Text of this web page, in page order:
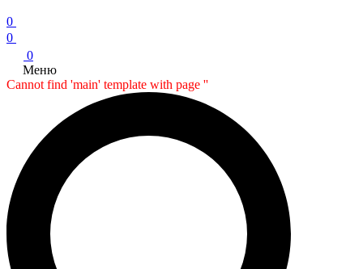
0
0
0
Меню
Cannot find 'main' template with page ''